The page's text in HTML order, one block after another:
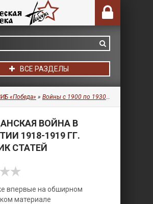
ВСЕ РАЗДЕЛЫ
«Победа» » Войны с 1900 по 1930 гг.
ВОЙНА В
1918-1919 ГГ.
СТАТЕЙ
впервые на обширном
материале